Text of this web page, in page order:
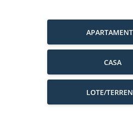
CASA
LOTE/